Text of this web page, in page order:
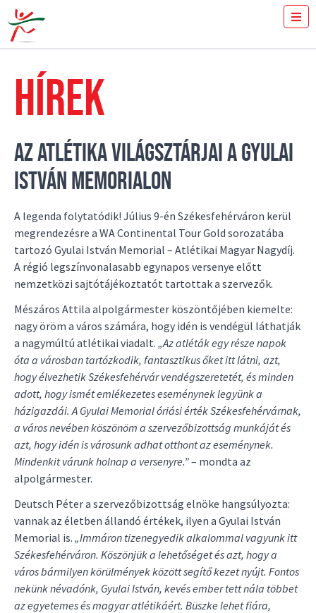
JEGYVÁSÁRLÁS
EREDMÉNYEK
GYULAI ISTVÁN
TÁMOGATÓK
KAPCSOLAT
HÍREK
AZ ATLÉTIKA VILÁGSZTÁRJAI A GYULAI
ISTVÁN MEMORIALON
A legenda folytatódik! Július 9-én Székesfehérváron kerül
megrendezésre a WA Continental Tour Gold sorozatába
tartozó Gyulai István Memorial – Atlétikai Magyar Nagydíj.
A régió legszínvonalasabb egynapos versenye előtt
nemzetközi sajtótájékoztatót tartottak a szervezők.
Mészáros Attila alpolgármester köszöntőjében kiemelte:
nagy öröm a város számára, hogy idén is vendégül láthatják
a nagymúltú atlétikai viadalt. „Az atléták egy része napok
óta a városban tartózkodik, fantasztikus őket itt látni, azt,
hogy élvezhetik Székesfehérvár vendégszeretetét, és minden
adott, hogy ismét emlékezetes eseménynek legyünk a
házigazdái. A Gyulai Memorial óriási érték Székesfehérvárnak,
a város nevében köszönöm a szervezőbizottság munkáját és
azt, hogy idén is városunk adhat otthont az eseménynek.
Mindenkit várunk holnap a versenyre.”– mondta az
alpolgármester.
Deutsch Péter a szervezőbizottság elnöke hangsúlyozta:
vannak az életben állandó értékek, ilyen a Gyulai István
Memorial is. „Immáron tizenegyedik alkalommal vagyunk itt
Székesfehérváron. Köszönjük a lehetőséget és azt, hogy a
város bármilyen körülmények között segítő kezet nyújt. Fontos
nekünk névadónk, Gyulai István, kevés ember tett nála többet
az egyetemes és magyar atlétikáért. Büszke lehet fiára,